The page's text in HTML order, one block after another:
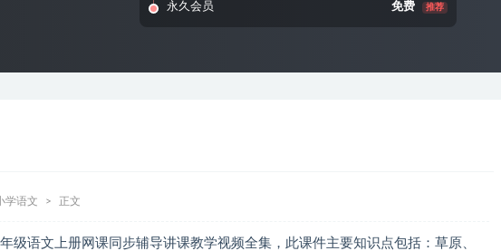
永久会员 免费 推荐
学语文 正文
级语文上册网课同步辅导讲课教学视频全集，此课件主要知识点包括：草原、